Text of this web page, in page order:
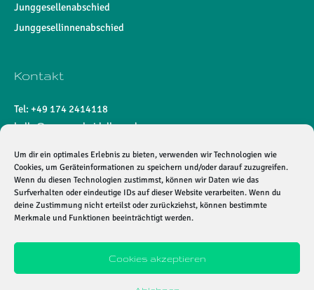
Um dir ein optimales Erlebnis zu bieten, verwenden wir Technologien wie
Cookies, um Geräteinformationen zu speichern und/oder darauf zuzugreifen.
Wenn du diesen Technologien zustimmst, können wir Daten wie das
Surfverhalten oder eindeutige IDs auf dieser Website verarbeiten. Wenn du
deine Zustimmung nicht erteilst oder zurückziehst, können bestimmte
Merkmale und Funktionen beeinträchtigt werden.
Cookies akzeptieren
Junggesellenabschied
Junggesellinnenabschied
Kontakt
Tel: +49 174 2414118
hallo@enmaze-heidelberg.de
Bürozeiten:
Mo - Fr: 10:00 - 17:00